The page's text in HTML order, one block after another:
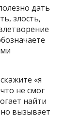
дать
злость,
«я
не смог
найти
вызывает